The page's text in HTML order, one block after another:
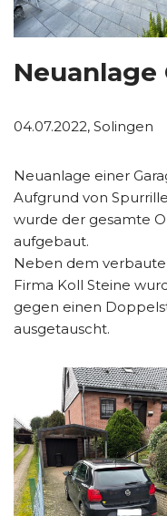
04.07.2022, Solingen
Neuanlage einer
Aufgrund von
wurde der gesamte
aufgebaut.
Neben dem
Firma Koll Steine
gegen einen
ausgetauscht.